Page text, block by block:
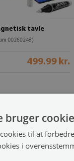
tavle
00260248)
499.99 kr.
bruger
til at
i